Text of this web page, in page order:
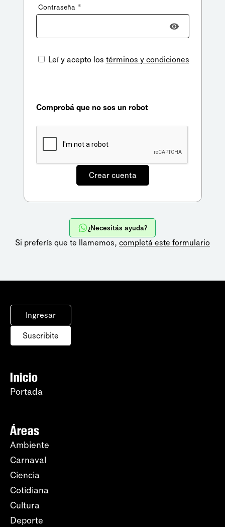
Contraseña *
Leí y acepto los términos y condiciones
Comprobá que no sos un robot
¿Necesitás ayuda?
Si preferís que te llamemos, completá este formulario
Ingresar
Suscribite
Inicio
Portada
Áreas
Ambiente
Carnaval
Ciencia
Cotidiana
Cultura
Deporte